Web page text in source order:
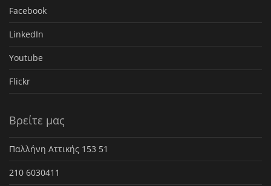
Facebook
LinkedIn
Youtube
Flickr
Βρείτε μας
Παλλήνη Αττικής 153 51
210 6030411